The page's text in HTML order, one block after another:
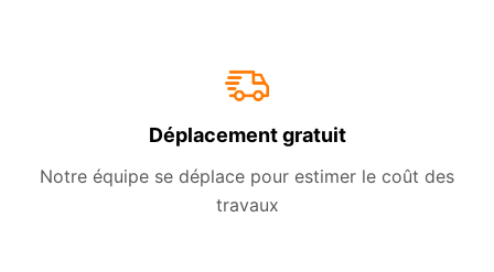
Déplacement gratuit
Notre équipe se déplace pour estimer le coût des
travaux